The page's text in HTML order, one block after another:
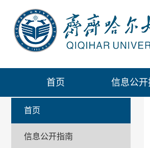
首页 信息公开
首页
信息公开指南